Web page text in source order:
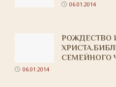
06.01.2014
РОЖДЕСТВО
СЕМЕЙНОГО
06.01.2014